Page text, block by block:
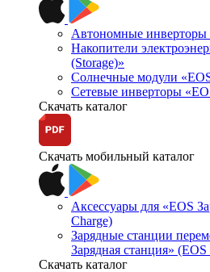
Автономные инверторы
Накопители
(Storage)»
Солнечные модули
Сетевые инверторы
Скачать каталог
Скачать мобильный каталог
Аксессуары для «EOS
Charge)
Зарядные станции
Зарядная станция» (EOS
Скачать каталог